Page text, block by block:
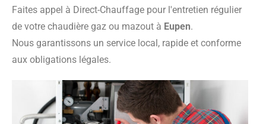
Faites appel à Direct-Chauffage pour l'entretien régulier
de votre chaudière gaz ou mazout à Eupen.
Nous garantissons un service local, rapide et conforme
aux obligations légales.